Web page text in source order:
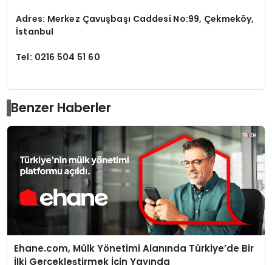
Adres: Merkez Çavuşbaşı Caddesi No:99, Çekmeköy,
İstanbul
Tel: 0216 504 51 60
Benzer Haberler
Ehane.com, Mülk Yönetimi Alanında Türkiye’de Bir
İlki Gerçekleştirmek İçin Yayında